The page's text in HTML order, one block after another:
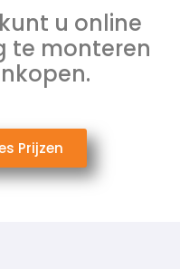
kunt u online
te monteren
Prijzen